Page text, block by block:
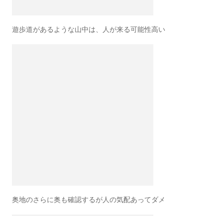
遊歩道があるような山中は、人が来る可能性高い
奥地のさらに奥も確認するが人の気配あってダメ